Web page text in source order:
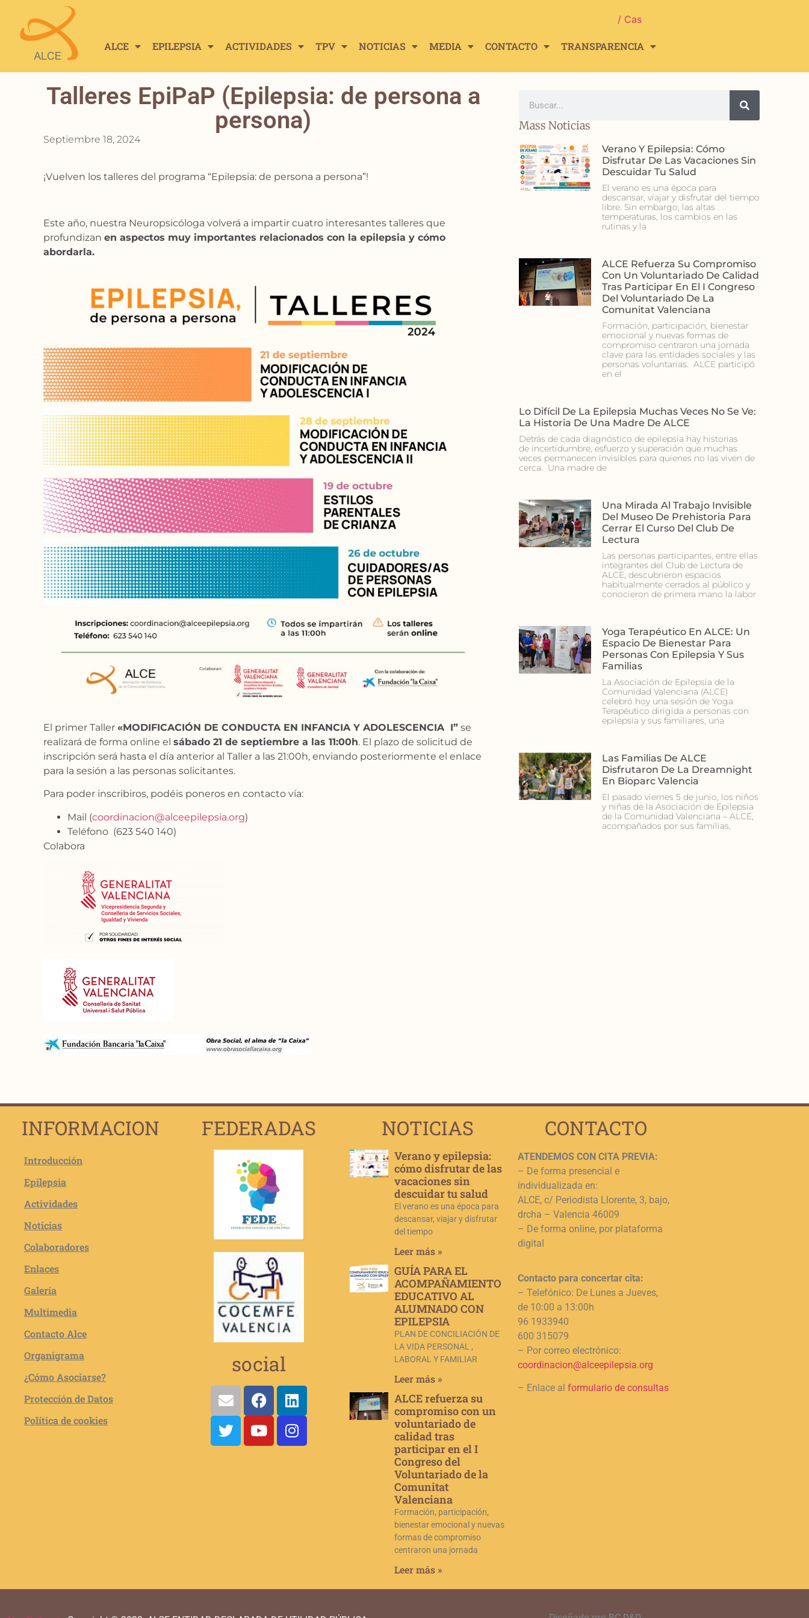
/ Cas
ALCE EPILEPSIA ACTIVIDADES TPV NOTICIAS MEDIA CONTACTO TRANSPARENCIA
Talleres EpiPaP (Epilepsia: de persona a
persona)
Septiembre 18, 2024
¡Vuelven los talleres del programa “Epilepsia: de persona a persona”!
Este año, nuestra Neuropsicóloga volverá a impartir cuatro interesantes talleres que
profundizan en aspectos muy importantes relacionados con la epilepsia y cómo
abordarla.
El primer Taller «MODIFICACIÓN DE CONDUCTA EN INFANCIA Y ADOLESCENCIA I” se
realizará de forma online el sábado 21 de septiembre a las 11:00h. El plazo de solicitud de
inscripción será hasta el día anterior al Taller a las 21:00h, enviando posteriormente el enlace
para la sesión a las personas solicitantes.
Para poder inscribiros, podéis poneros en contacto vía:
Mail (coordinacion@alceepilepsia.org)
Teléfono (623 540 140)
Colabora
Mass Noticias
Verano Y Epilepsia: Cómo
Disfrutar De Las Vacaciones Sin
Descuidar Tu Salud
El verano es una época para
descansar, viajar y disfrutar del tiempo
libre. Sin embargo, las altas
temperaturas, los cambios en las
rutinas y la
ALCE Refuerza Su Compromiso
Con Un Voluntariado De Calidad
Tras Participar En El I Congreso
Del Voluntariado De La
Comunitat Valenciana
Formación, participación, bienestar
emocional y nuevas formas de
compromiso centraron una jornada
clave para las entidades sociales y las
personas voluntarias. ALCE participó
en el
Lo Difícil De La Epilepsia Muchas Veces No Se Ve:
La Historia De Una Madre De ALCE
Detrás de cada diagnóstico de epilepsia hay historias
de incertidumbre, esfuerzo y superación que muchas
veces permanecen invisibles para quienes no las viven de
cerca. Una madre de
Una Mirada Al Trabajo Invisible
Del Museo De Prehistoria Para
Cerrar El Curso Del Club De
Lectura
Las personas participantes, entre ellas
integrantes del Club de Lectura de
ALCE, descubrieron espacios
habitualmente cerrados al público y
conocieron de primera mano la labor
Yoga Terapéutico En ALCE: Un
Espacio De Bienestar Para
Personas Con Epilepsia Y Sus
Familias
La Asociación de Epilepsia de la
Comunidad Valenciana (ALCE)
celebró hoy una sesión de Yoga
Terapéutico dirigida a personas con
epilepsia y sus familiares, una
Las Familias De ALCE
Disfrutaron De La Dreamnight
En Bioparc Valencia
El pasado viernes 5 de junio, los niños
y niñas de la Asociación de Epilepsia
de la Comunidad Valenciana – ALCE,
acompañados por sus familias,
INFORMACION
Introducción
Epilepsia
Actividades
Noticias
Colaboradores
Enlaces
Galería
Multimedia
Contacto Alce
Organigrama
¿Cómo Asociarse?
Protección de Datos
Política de cookies
FEDERADAS
social
NOTICIAS
Verano y epilepsia:
cómo disfrutar de las
vacaciones sin
descuidar tu salud
El verano es una época para
descansar, viajar y disfrutar
del tiempo
Leer más »
GUÍA PARA EL
ACOMPAÑAMIENTO
EDUCATIVO AL
ALUMNADO CON
EPILEPSIA
PLAN DE CONCILIACIÓN DE
LA VIDA PERSONAL ,
LABORAL Y FAMILIAR
Leer más »
ALCE refuerza su
compromiso con un
voluntariado de
calidad tras
participar en el I
Congreso del
Voluntariado de la
Comunitat
Valenciana
Formación, participación,
bienestar emocional y nuevas
formas de compromiso
centraron una jornada
Leer más »
CONTACTO
ATENDEMOS CON CITA PREVIA:
– De forma presencial e
individualizada en:
ALCE, c/ Periodista Llorente, 3, bajo,
drcha – Valencia 46009
– De forma online, por plataforma
digital
Contacto para concertar cita:
– Telefónico: De Lunes a Jueves,
de 10:00 a 13:00h
96 1933940
600 315079
– Por correo electrónico:
coordinacion@alceepilepsia.org
– Enlace al formulario de consultas